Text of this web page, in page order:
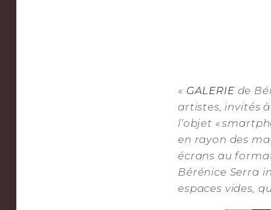
« GALERIEde
artistes, invités
l’objet «
en rayon des
écrans au
Bérénice Serra
espaces vides,